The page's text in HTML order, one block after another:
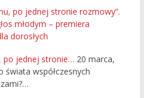
po jednej stronie… 20 marca,
współczesnych